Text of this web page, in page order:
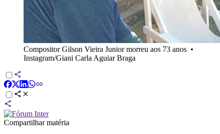
Compositor Gilson Vieira Junior morreu aos 73 anos •
Instagram/Giani Carla Aguiar Braga
Compartilhar matéria